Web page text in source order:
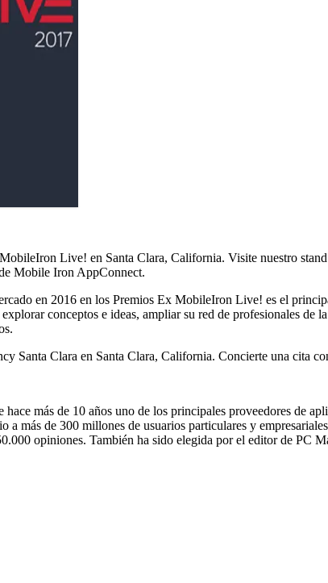
Live! en Santa Clara, California. Visite nuestro
Mobile Iron AppConnect.
en 2016 en los Premios Ex MobileIron Live! es el
conceptos e ideas, ampliar su red de profesionales de
Santa Clara en Santa Clara, California. Concierte una cita
más de 10 años uno de los principales proveedores de
más de 300 millones de usuarios particulares y
opiniones. También ha sido elegida por el editor de